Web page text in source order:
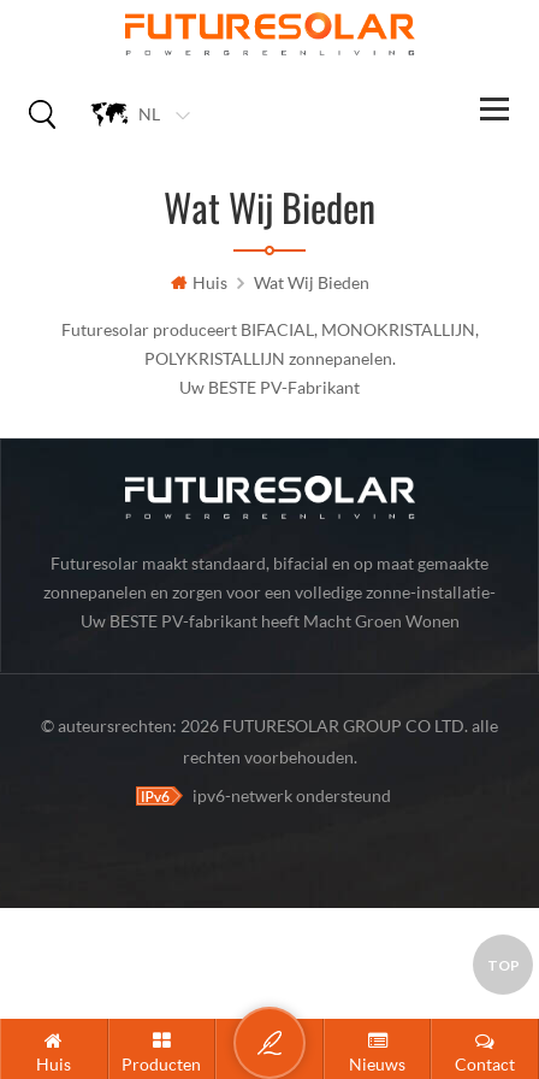
NL
Wat Wij Bieden
Huis Wat Wij Bieden
Futuresolar produceert BIFACIAL, MONOKRISTALLIJN,
POLYKRISTALLIJN zonnepanelen.
Uw BESTE PV-Fabrikant
Futuresolar maakt standaard, bifacial en op maat gemaakte
zonnepanelen en zorgen voor een volledige zonne-installatie-
onderdelen.
Uw BESTE PV-fabrikant heeft Macht Groen Wonen
© auteursrechten: 2026 FUTURESOLAR GROUP CO LTD. alle
rechten voorbehouden.
ipv6-netwerk ondersteund
Huis Producten Nieuws Contact
TOP